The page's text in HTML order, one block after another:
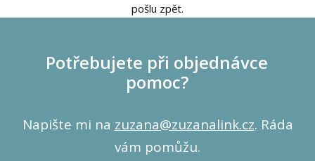
pošlu zpět.
Potřebujete při objednávce
pomoc?
Napište mi na zuzana@zuzanalink.cz. Ráda
vám pomůžu.